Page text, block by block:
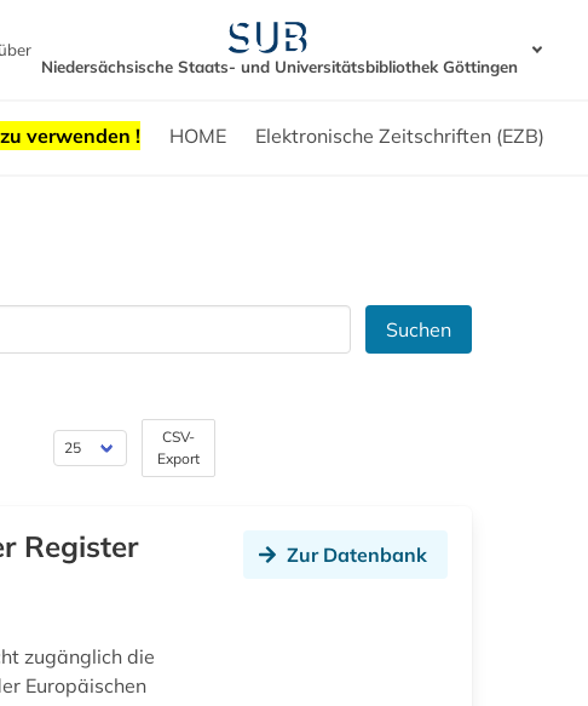
Niedersächsische Staats- und Universitätsbibliothek Göttingen
verwenden ! HOME Elektronische Zeitschriften (EZB)
Suchen
CSV-
Export
Register
zugänglich die
Europäischen
Zur Datenbank